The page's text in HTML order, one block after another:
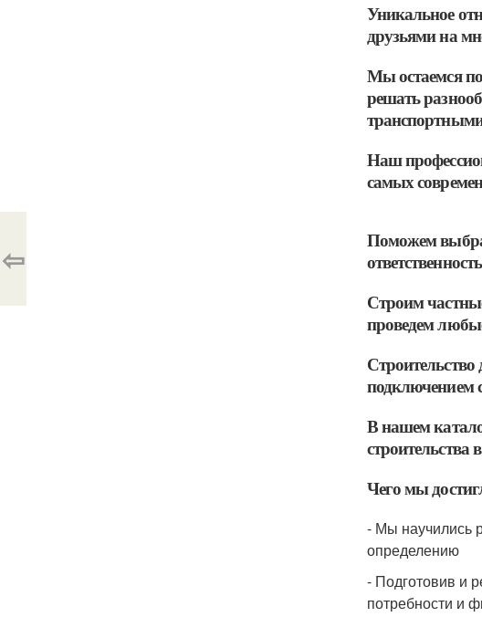
Уникальное
друзьями на
Мы остаемся
решать
Наш
самых
Поможем
Строим
проведем
подключением
В нашем
Чего мы
- Мы научились
определению
- Подготовив и
потребности и
⇦